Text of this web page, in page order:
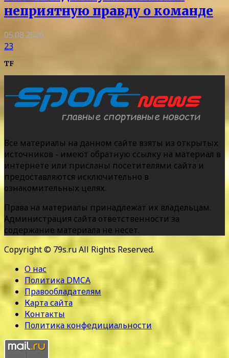
неприятную правду о команде
05.08.2026
23
TF
Все материалы на данном сайте взяты из открытых
источников - имеют обратную ссылку на материал в
интернете или присланы посетителями сайта и
предоставляются исключительно в
ознакомительных целях.
Права на материалы принадлежат их владельцам.
Администрация сайта ответственности за
содержание материала не несет.
Copyright © 79s.ru All Rights Reserved.
О нас
Политика DMCA
Правообладателям
Карта сайта
Контакты
Политика конфедициальности